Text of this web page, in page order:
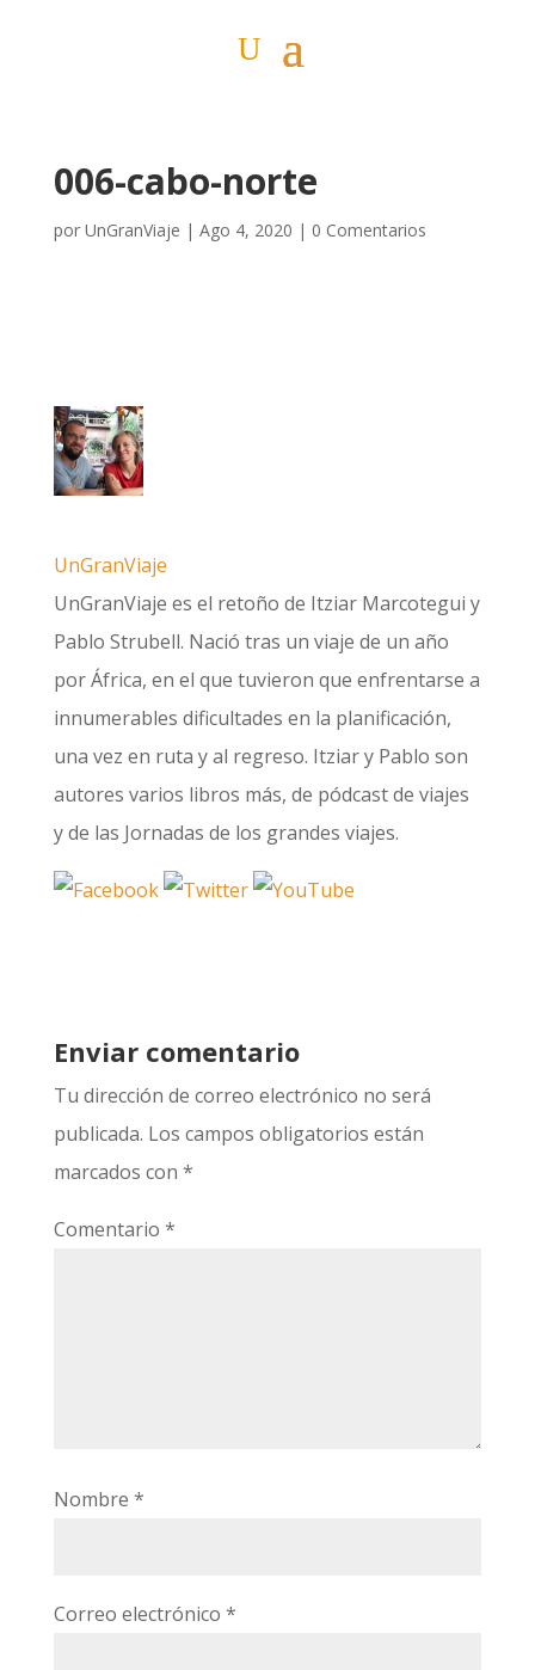
006-cabo-norte
por UnGranViaje | Ago 4, 2020 | 0 Comentarios
UnGranViaje
UnGranViaje es el retoño de Itziar Marcotegui y
Pablo Strubell. Nació tras un viaje de un año
por África, en el que tuvieron que enfrentarse a
innumerables dificultades en la planificación,
una vez en ruta y al regreso. Itziar y Pablo son
autores varios libros más, de pódcast de viajes
y de las Jornadas de los grandes viajes.
Enviar comentario
Tu dirección de correo electrónico no será
publicada. Los campos obligatorios están
marcados con *
Comentario *
Nombre *
Correo electrónico *